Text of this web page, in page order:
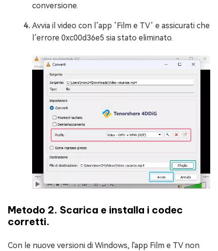
conversione.
Avvia il video con l’app ‘Film e TV’ e assicurati che
l’errore 0xc00d36e5 sia stato eliminato.
Metodo 2. Scarica e installa i codec
corretti.
Con le nuove versioni di Windows, l'app Film e TV non